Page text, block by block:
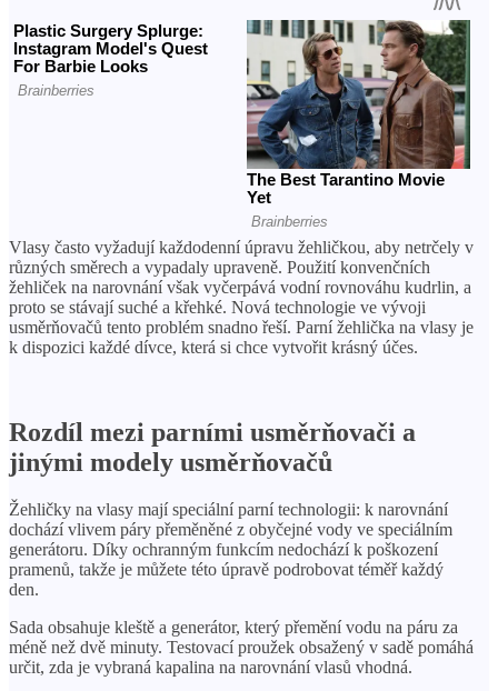
Vlasy často vyžadují každodenní úpravu žehličkou, aby netrčely v
různých směrech a vypadaly upraveně. Použití konvenčních
žehliček na narovnání však vyčerpává vodní rovnováhu kudrlin, a
proto se stávají suché a křehké. Nová technologie ve vývoji
usměrňovačů tento problém snadno řeší. Parní žehlička na vlasy je
k dispozici každé dívce, která si chce vytvořit krásný účes.
Rozdíl mezi parními usměrňovači a
jinými modely usměrňovačů
Žehličky na vlasy mají speciální parní technologii: k narovnání
dochází vlivem páry přeměněné z obyčejné vody ve speciálním
generátoru. Díky ochranným funkcím nedochází k poškození
pramenů, takže je můžete této úpravě podrobovat téměř každý
den.
Sada obsahuje kleště a generátor, který přemění vodu na páru za
méně než dvě minuty. Testovací proužek obsažený v sadě pomáhá
určit, zda je vybraná kapalina na narovnání vlasů vhodná.